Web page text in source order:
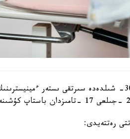
اتالعان وزگەرىستەر 2026 -جىلعى 30- شىلدەدە سىرتقى
رەتتەيدى: